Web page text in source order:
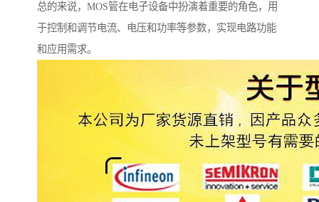
总的来说，MOS管在电子设备中扮演着重要的角色，用
于控制和调节电流、电压和功率等参数，实现电路功能
和应用需求。